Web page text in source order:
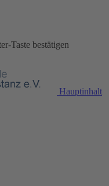
Taste bestätigen
Hauptinhalt